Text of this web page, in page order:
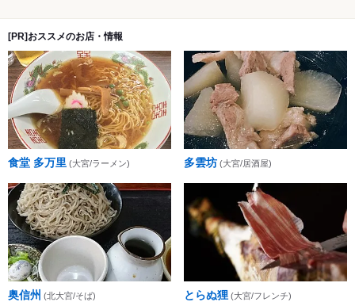
[PR]おススメのお店・情報
食堂 多万里 (大宮/ラーメン) 多雲坊 (大宮/居酒屋)
奥信州 (北大宮/そば) とらぬ狸 (大宮/フレンチ)